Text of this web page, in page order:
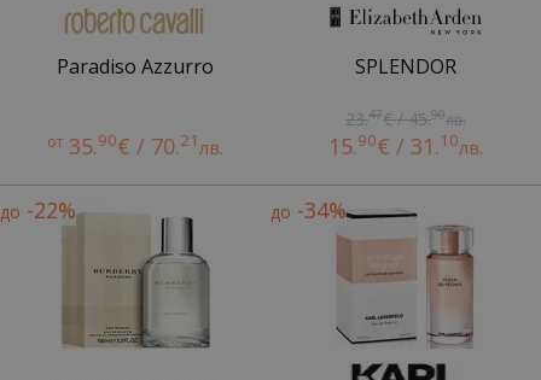
Paradiso Azzurro
от 35.90€ / 70.21лв.
SPLENDOR
23.47€ / 45.90лв.
15.90€ / 31.10лв.
до -22% до -34%